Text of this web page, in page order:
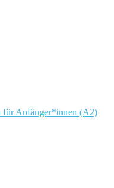
für Anfänger*innen (A2)